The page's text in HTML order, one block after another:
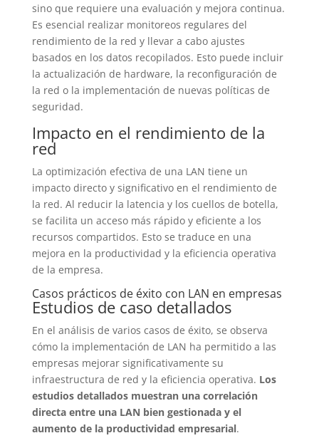
sino que requiere una evaluación y mejora continua.
Es esencial realizar monitoreos regulares del
rendimiento de la red y llevar a cabo ajustes
basados en los datos recopilados. Esto puede incluir
la actualización de hardware, la reconfiguración de
la red o la implementación de nuevas políticas de
seguridad.
Impacto en el rendimiento de la
red
La optimización efectiva de una LAN tiene un
impacto directo y significativo en el rendimiento de
la red. Al reducir la latencia y los cuellos de botella,
se facilita un acceso más rápido y eficiente a los
recursos compartidos. Esto se traduce en una
mejora en la productividad y la eficiencia operativa
de la empresa.
Casos prácticos de éxito con LAN en empresas
Estudios de caso detallados
En el análisis de varios casos de éxito, se observa
cómo la implementación de LAN ha permitido a las
empresas mejorar significativamente su
infraestructura de red y la eficiencia operativa. Los
estudios detallados muestran una correlación
directa entre una LAN bien gestionada y el
aumento de la productividad empresarial.